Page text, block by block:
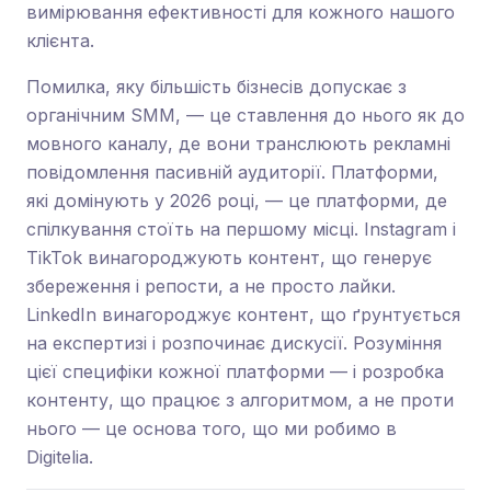
вимірювання ефективності для кожного нашого
клієнта.
Помилка, яку більшість бізнесів допускає з
органічним SMM, — це ставлення до нього як до
мовного каналу, де вони транслюють рекламні
повідомлення пасивній аудиторії. Платформи,
які домінують у 2026 році, — це платформи, де
спілкування стоїть на першому місці. Instagram і
TikTok винагороджують контент, що генерує
збереження і репости, а не просто лайки.
LinkedIn винагороджує контент, що ґрунтується
на експертизі і розпочинає дискусії. Розуміння
цієї специфіки кожної платформи — і розробка
контенту, що працює з алгоритмом, а не проти
нього — це основа того, що ми робимо в
Digitelia.